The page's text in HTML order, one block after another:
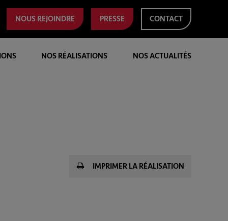
NOUS REJOINDRE PRESSE CONTACT
NOS RÉALISATIONS NOS ACTUALITÉS
IMPRIMER LA RÉALISATION